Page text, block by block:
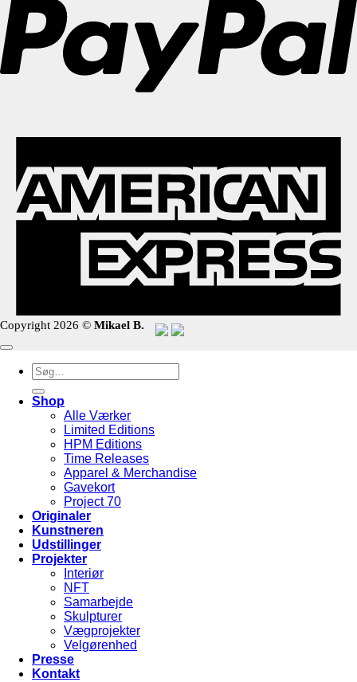
Copyright 2026 © Mikael B.
Søg
efter:
Shop
Alle Værker
Limited Editions
HPM Editions
Time Releases
Apparel & Merchandise
Gavekort
Project 70
Originaler
Kunstneren
Udstillinger
Projekter
Interiør
NFT
Samarbejde
Skulpturer
Vægprojekter
Velgørenhed
Presse
Kontakt